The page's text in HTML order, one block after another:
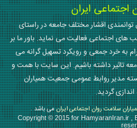
ایران
اقشار مختلف جامعه در راستای
اجتماعی فعالیت می نماید. باور ما بر
به خرد جمعی و رویکرد تسهیل گرانه می
تاثیر داشته باشیم. این سایت با همت و
مدیر روابط عمومی جمعیت همیاران
سلامت روان اجتماعی ایرانمی باشد .
Copyright © 2015 for HamyaranIran.ir ,